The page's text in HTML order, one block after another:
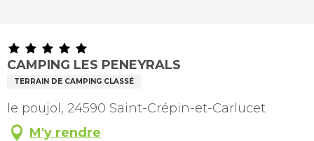
CAMPING LES PENEYRALS
TERRAIN DE CAMPING CLASSÉ
le poujol, 24590 Saint-Crépin-et-Carlucet
M'y rendre